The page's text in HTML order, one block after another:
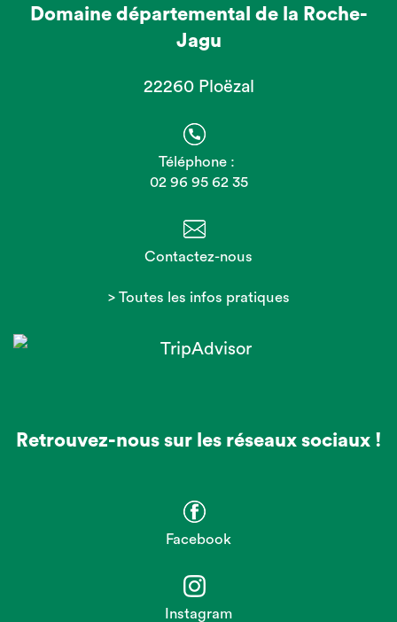
Domaine départemental de la Roche-
Jagu
22260 Ploëzal
Téléphone :
02 96 95 62 35
Contactez-nous
> Toutes les infos pratiques
Retrouvez-nous sur les réseaux sociaux !
Facebook
Instagram